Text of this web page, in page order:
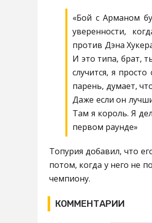
«Бой с Арманом
уверенности,
против Дэна
И это типа, брат,
случится, я
парень, думает,
Даже если он
Там я король. Я
первом раунде»
Топурия добавил, что
потом, когда у него не
чемпиону.
КОММЕНТАРИИ